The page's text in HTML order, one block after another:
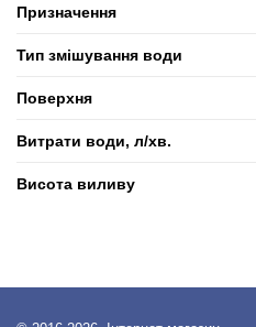
Призначення
Тип змішування води
Поверхня
Витрати води, л/хв.
Висота виливу